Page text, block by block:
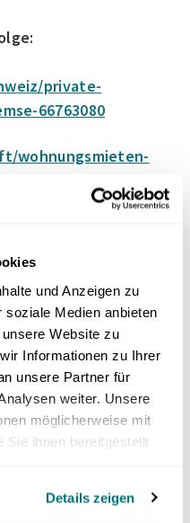
und Anzeigen zu
soziale Medien anbieten
Website zu
Informationen zu Ihrer
unsere Partner für
weiter. Unsere
möglicherweise mit
Sie ihnen bereitgestellt
Details zeigen
private-
66763080
wohnungsmieten-
sinkender-
und Ihre
55
&
sowie auf
youtube
crowdhous